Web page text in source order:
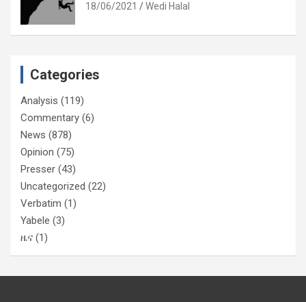
18/06/2021 Wedi Halal
Categories
Analysis (119)
Commentary (6)
News (878)
Opinion (75)
Presser (43)
Uncategorized (22)
Verbatim (1)
Yabele (3)
ዜና (1)